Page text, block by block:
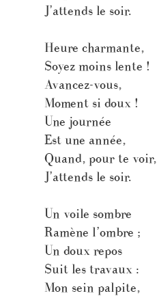
J’attends le soir.
Heure charmante,
Soyez moins lente !
Avancez-vous,
Moment si doux !
Une journée
Est une année,
Quand, pour te voir,
J’attends le soir.
Un voile sombre
Ramène l’ombre ;
Un doux repos
Suit les travaux :
Mon sein palpite,